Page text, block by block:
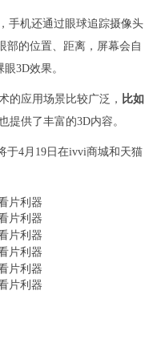
手机还通过眼球追踪摄像头
部的位置、距离，屏幕会自
3D效果。
的应用场景比较广泛， 比如
提供了丰富的3D内容。
于4月19日在ivvi商城和天猫